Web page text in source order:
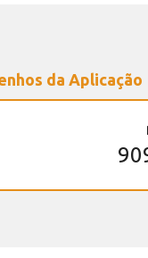
da Aplicação